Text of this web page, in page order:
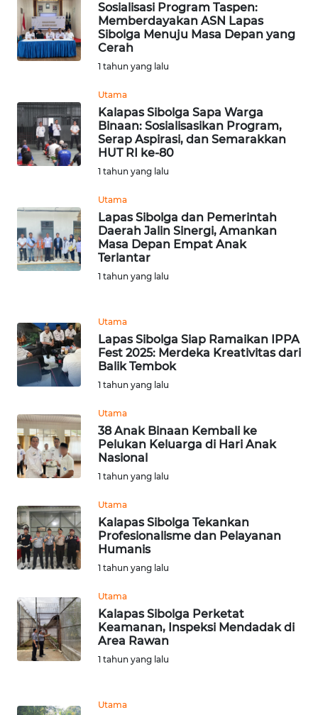
Sosialisasi Program Taspen:
Memberdayakan ASN Lapas
Sibolga Menuju Masa Depan yang
Cerah
1 tahun yang lalu
Utama
Kalapas Sibolga Sapa Warga
Binaan: Sosialisasikan Program,
Serap Aspirasi, dan Semarakkan
HUT RI ke-80
1 tahun yang lalu
Utama
Lapas Sibolga dan Pemerintah
Daerah Jalin Sinergi, Amankan
Masa Depan Empat Anak
Terlantar
1 tahun yang lalu
Utama
Lapas Sibolga Siap Ramaikan IPPA
Fest 2025: Merdeka Kreativitas dari
Balik Tembok
1 tahun yang lalu
Utama
38 Anak Binaan Kembali ke
Pelukan Keluarga di Hari Anak
Nasional
1 tahun yang lalu
Utama
Kalapas Sibolga Tekankan
Profesionalisme dan Pelayanan
Humanis
1 tahun yang lalu
Utama
Kalapas Sibolga Perketat
Keamanan, Inspeksi Mendadak di
Area Rawan
1 tahun yang lalu
Utama
TAPANULI
TENGAH
WN DELI
WN
TEBING
TINGGI
WN
KARAWANG
WN
BOGOR
WN
WN
TAPANULI
UTARA
WN
SAMOSIR
WN
WN
SUMEDANG